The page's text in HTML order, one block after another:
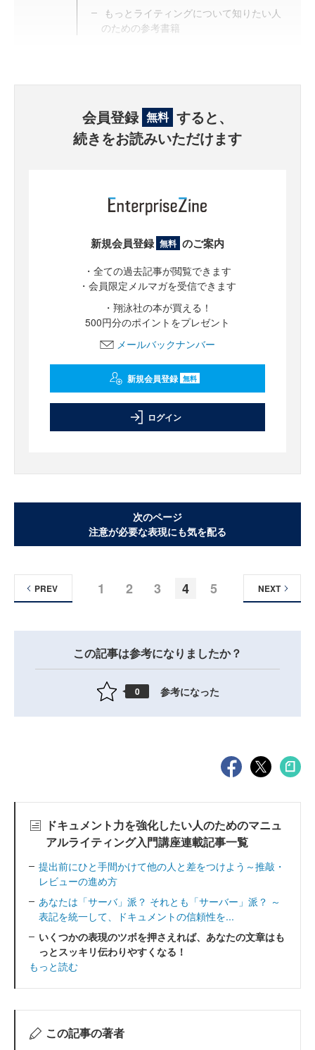
もっとライティングについて知りたい人
のための参考書籍
会員登録 無料 すると、
続きをお読みいただけます
新規会員登録 無料 のご案内
・全ての過去記事が閲覧できます
・会員限定メルマガを受信できます
・翔泳社の本が買える！
500円分のポイントをプレゼント
メールバックナンバー
新規会員登録 無料
ログイン
次のページ
注意が必要な表現にも気を配る
1 2 3 4 5
PREV NEXT
この記事は参考になりましたか？
0 参考になった
ドキュメント力を強化したい人のためのマニュ
アルライティング入門講座連載記事一覧
提出前にひと手間かけて他の人と差をつけよう～推敲・
レビューの進め方
あなたは「サーバ」派？ それとも「サーバー」派？ ～
表記を統一して、ドキュメントの信頼性を...
いくつかの表現のツボを押さえれば、あなたの文章はも
っとスッキリ伝わりやすくなる！
もっと読む
この記事の著者